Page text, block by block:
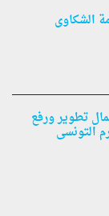
الشكاوى
تطوير ورفع
التونسى